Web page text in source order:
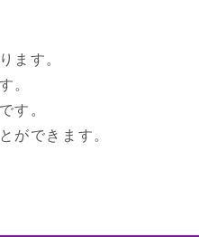
ます。
。
す。
ができます。